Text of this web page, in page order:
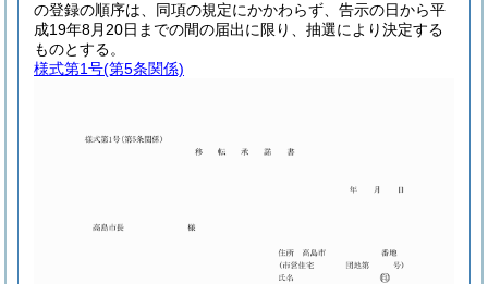
の登録の順序は、同項の規定にかかわらず、告示の日から平
成19年8月20日までの間の届出に限り、抽選により決定する
ものとする。
様式第1号(第5条関係)